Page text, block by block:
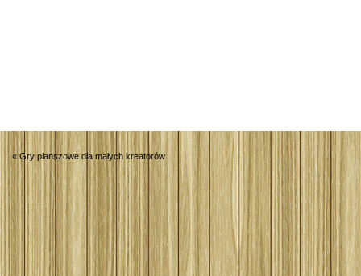
« Gry planszowe dla małych kreatorów